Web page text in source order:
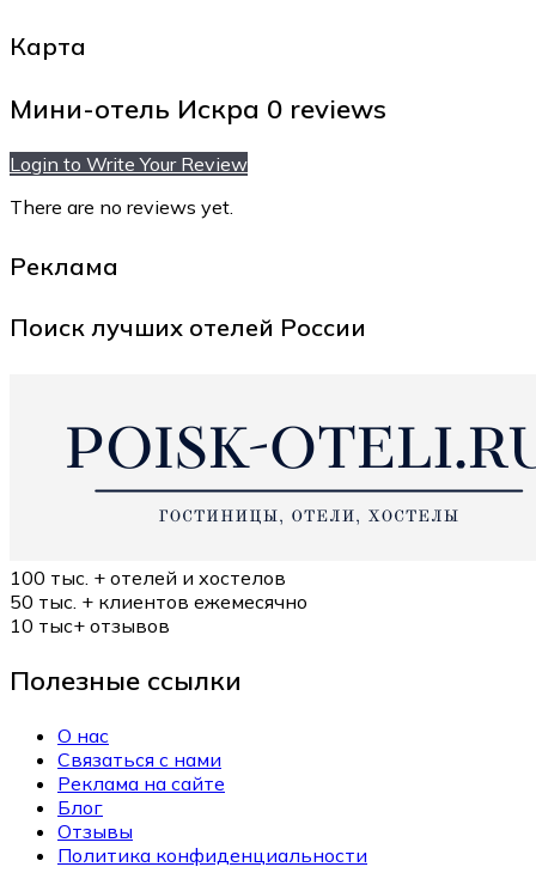
Карта
Мини-отель Искра 0 reviews
Login to Write Your Review
There are no reviews yet.
Реклама
Поиск лучших отелей России
100 тыс. + отелей и хостелов
50 тыс. + клиентов ежемесячно
10 тыс+ отзывов
Полезные ссылки
О нас
Связаться с нами
Реклама на сайте
Блог
Отзывы
Политика конфиденциальности